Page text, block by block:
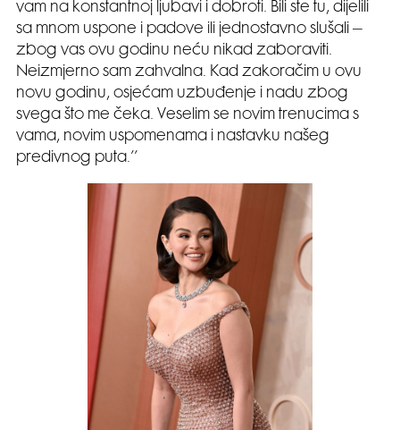
vam na konstantnoj ljubavi i dobroti. Bili ste tu, dijelili
sa mnom uspone i padove ili jednostavno slušali –
zbog vas ovu godinu neću nikad zaboraviti.
Neizmjerno sam zahvalna. Kad zakoračim u ovu
novu godinu, osjećam uzbuđenje i nadu zbog
svega što me čeka. Veselim se novim trenucima s
vama, novim uspomenama i nastavku našeg
predivnog puta.’’